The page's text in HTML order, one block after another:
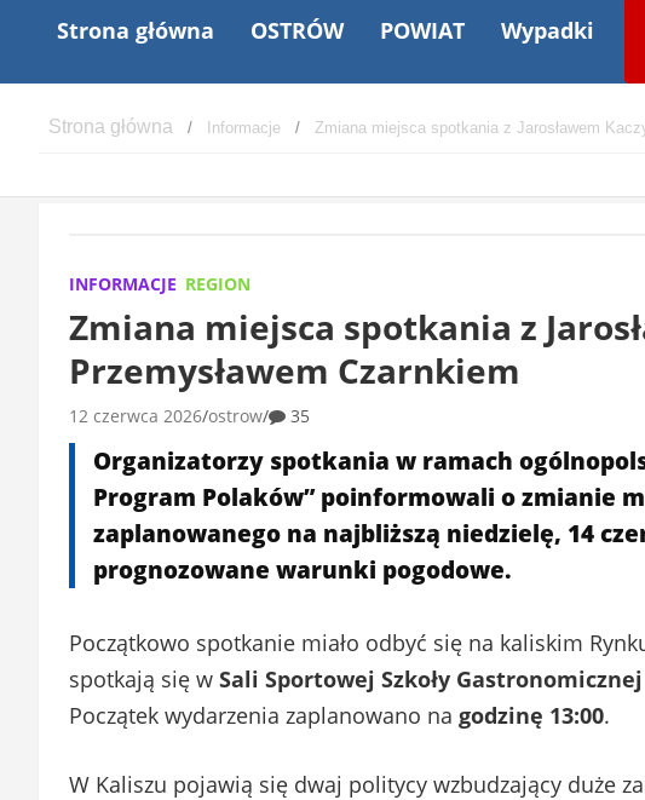
Strona główna OSTRÓW POWIAT Wypadki
Informacje Zmiana miejsca spotkania z Jarosławem
INFORMACJE REGION
Zmiana miejsca spotkania z
Przemysławem Czarnkiem
12 czerwca 2026 ostrow 35
Organizatorzy spotkania w ramach
Program Polaków” poinformowali o zmianie
zaplanowanego na najbliższą niedzielę, 14
prognozowane warunki pogodowe.
Początkowo spotkanie miało odbyć się na kaliskim
spotkają się w Sali Sportowej Szkoły
Początek wydarzenia zaplanowano na godzinę 13:00.
W Kaliszu pojawią się dwaj politycy wzbudzający duże